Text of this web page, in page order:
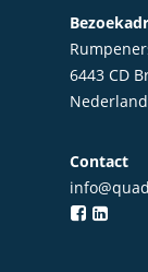
6443 CD
Nederland
Contact